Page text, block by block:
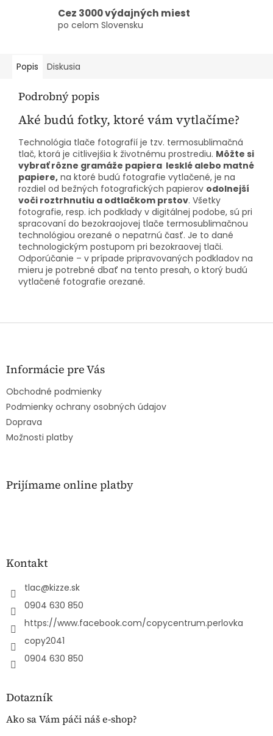
Cez 3000 výdajných miest
po celom Slovensku
Popis Diskusia
Podrobný popis
Aké budú fotky, ktoré vám vytlačíme?
Technológia tlače fotografií je tzv. termosublimačná
tlač, ktorá je citlivejšia k životnému prostrediu. Môžte si
vybrať rôzne gramáže papiera lesklé alebo matné
papiere, na ktoré budú fotografie vytlačené, je na
rozdiel od bežných fotografických papierov odolnejší
voči roztrhnutiu a odtlačkom prstov. Všetky
fotografie, resp. ich podklady v digitálnej podobe, sú pri
spracovaní do bezokraojovej tlače termosublimačnou
technológiou orezané o nepatrnú časť. Je to dané
technologickým postupom pri bezokraovej tlači.
Odporúčanie – v prípade pripravovaných podkladov na
mieru je potrebné dbať na tento presah, o ktorý budú
vytlačené fotografie orezané.
Z
Informácie pre Vás
Obchodné podmienky
Podmienky ochrany osobných údajov
Doprava
Možnosti platby
Prijímame online platby
Kontakt
tlac@kizze.sk
0904 630 850
https://www.facebook.com/copycentrum.perlovka
copy2041
0904 630 850
Dotazník
Ako sa Vám páči náš e-shop?